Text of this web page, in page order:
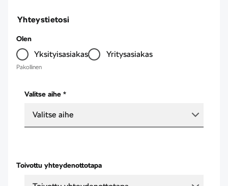
Yhteystietosi
Olen
Yksityisasiakas Yritysasiakas
Pakollinen
Valitse aihe *
Valitse aihe
Toivottu yhteydenottotapa